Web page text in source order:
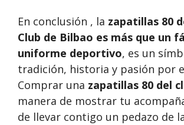
En conclusión , la zapatillas 80
Club de Bilbao es más que un
uniforme deportivo, es un
tradición, historia y pasión por
Comprar una zapatillas 80 del
manera de mostrar tu
de llevar contigo un pedazo de